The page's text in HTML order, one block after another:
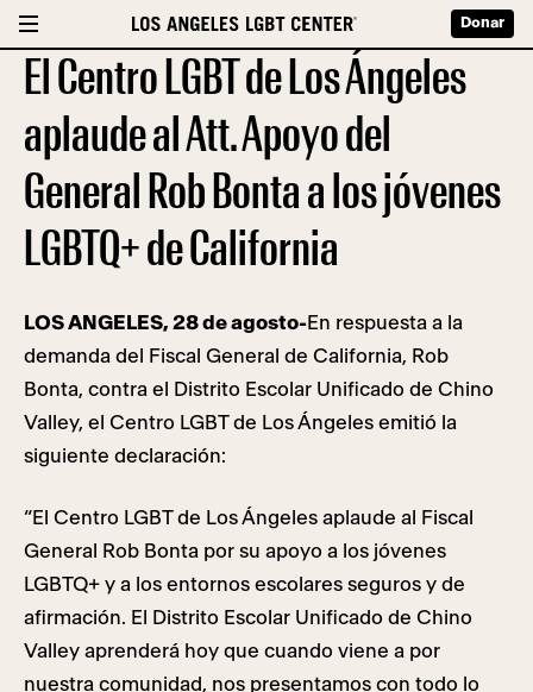
Donar
El Centro LGBT de Los Ángeles
aplaude al Att. Apoyo del
General Rob Bonta a los jóvenes
LGBTQ+ de California
LOS ANGELES, 28 de agosto-En respuesta a la
demanda del Fiscal General de California, Rob
Bonta, contra el Distrito Escolar Unificado de Chino
Valley, el Centro LGBT de Los Ángeles emitió la
siguiente declaración:
“El Centro LGBT de Los Ángeles aplaude al Fiscal
General Rob Bonta por su apoyo a los jóvenes
LGBTQ+ y a los entornos escolares seguros y de
afirmación. El Distrito Escolar Unificado de Chino
Valley aprenderá hoy que cuando viene a por
nuestra comunidad, nos presentamos con todo lo